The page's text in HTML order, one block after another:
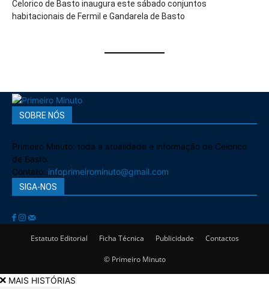
Celorico de Basto inaugura este sábado conjuntos
habitacionais de Fermil e Gandarela de Basto
SOBRE NÓS
Primeiro Minuto: toda a atualidade e informação de Celorico
de Basto.
Contato: infoprimeirominuto@gmail.com
SIGA-NOS
Estatuto Editorial Ficha Técnica Publicidade Contactos
© Primeiro Minuto
MAIS HISTÓRIAS